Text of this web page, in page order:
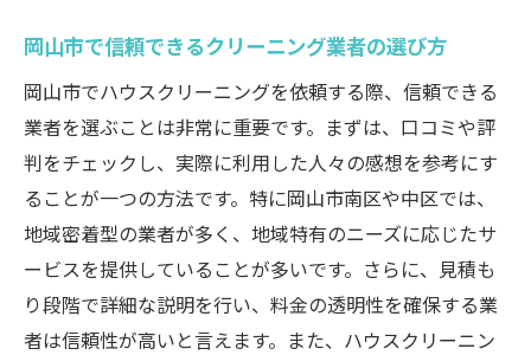
岡山市で信頼できるクリーニング業者の選び方
岡山市でハウスクリーニングを依頼する際、信頼できる
業者を選ぶことは非常に重要です。まずは、口コミや評
判をチェックし、実際に利用した人々の感想を参考にす
ることが一つの方法です。特に岡山市南区や中区では、
地域密着型の業者が多く、地域特有のニーズに応じたサ
ービスを提供していることが多いです。さらに、見積も
り段階で詳細な説明を行い、料金の透明性を確保する業
者は信頼性が高いと言えます。また、ハウスクリーニン